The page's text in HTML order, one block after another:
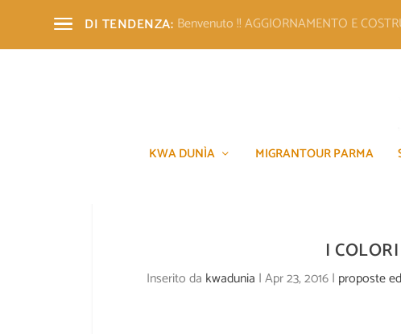
DI TENDENZA: Benvenuto !! AGGIORNAMENTO E
KWA DUNÌA MIGRANTOUR PARMA
I
Inserito da kwadunia |Apr 23, 2016| proposte